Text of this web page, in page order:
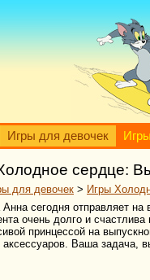
Игры для девочек
сердце:
для девочек > Игры
Анна сегодня отправляет
очень долго и
принцессой на
Ваша задача,